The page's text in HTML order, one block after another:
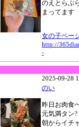
のえとらぶ
まってます
女の子ペー
http://
-
2025-09-28
のい
昨日お肉食
元気満タン?
朝からイチ